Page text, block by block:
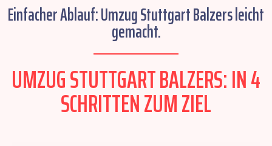
Einfacher Ablauf: Umzug Stuttgart Balzers leicht
gemacht.
UMZUG STUTTGART BALZERS: IN 4
SCHRITTEN ZUM ZIEL